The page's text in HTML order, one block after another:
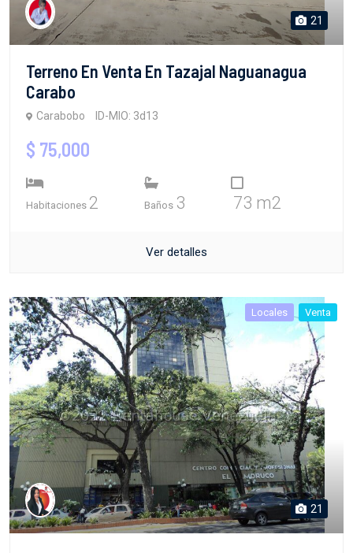
21
Terreno En Venta En Tazajal Naguanagua
Carabo
Carabobo ID-MIO: 3d13
$ 75,000
Habitaciones 2 Baños 3 73 m2
Ver detalles
Locales Venta
21